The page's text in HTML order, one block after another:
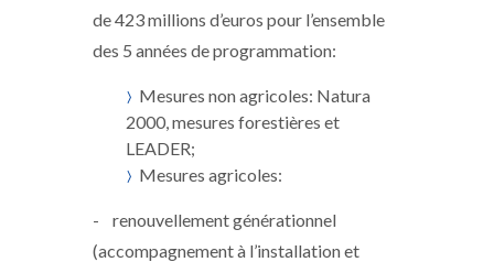
de 423 millions d’euros pour l’ensemble
des 5 années de programmation:
Mesures non agricoles: Natura
2000, mesures forestières et
LEADER;
Mesures agricoles:
- renouvellement générationnel
(accompagnement à l’installation et